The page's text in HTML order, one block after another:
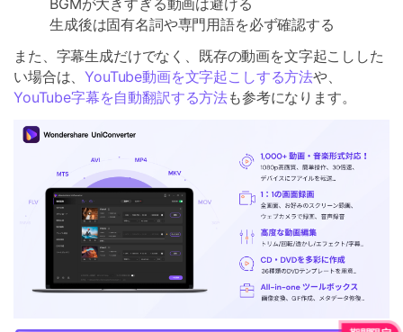
生成後は固有名詞や専門用語を必ず確認する
また、字幕生成だけでなく、既存の動画を文字起こしした
い場合は、YouTube動画を文字起こしする方法や、
YouTube字幕を自動翻訳する方法も参考になります。